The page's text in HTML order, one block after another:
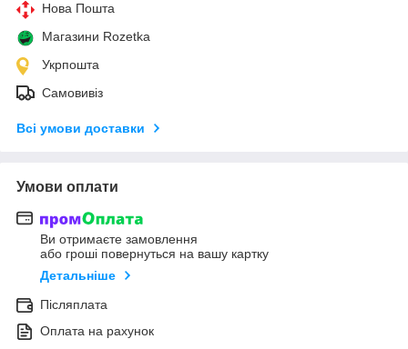
Нова Пошта
Магазини Rozetka
Укрпошта
Самовивіз
Всі умови доставки
Умови оплати
Ви отримаєте замовлення
або гроші повернуться на вашу картку
Детальніше
Післяплата
Оплата на рахунок